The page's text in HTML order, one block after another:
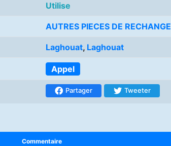
Utilise
AUTRES PIECES DE RECHANGE
Laghouat, Laghouat
Appel
Partager Tweeter
Commentaire